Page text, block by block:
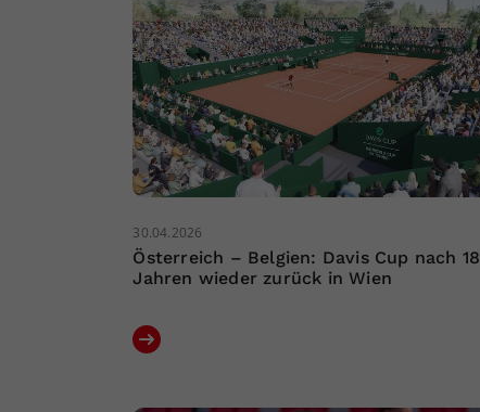
30.04.2026
Österreich – Belgien: Davis Cup nach 18
Jahren wieder zurück in Wien